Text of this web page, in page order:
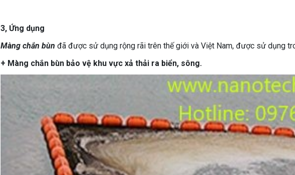
3, Ứng dụng
Màng chắn bùn đã được sử dụng rộng rãi trên thế giới và Việt Nam, được sử dụng
+ Màng chắn bùn bảo vệ khu vực xả thải ra biển, sông.